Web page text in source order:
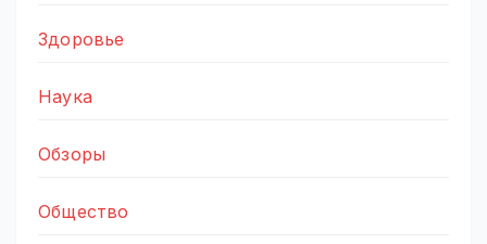
Здоровье
Наука
Обзоры
Общество